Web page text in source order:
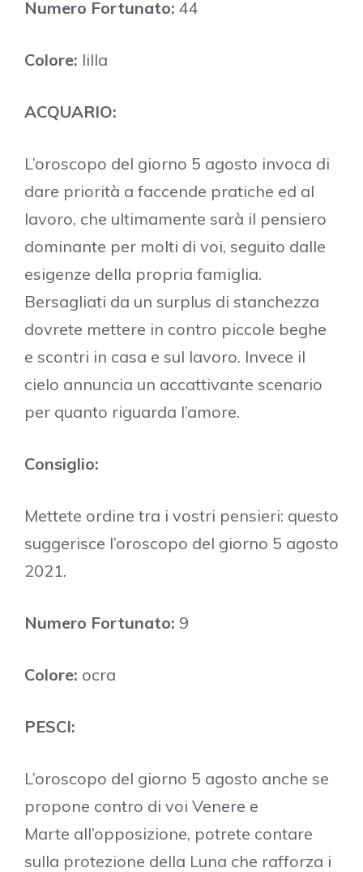
Numero Fortunato: 44
Colore: lilla
ACQUARIO:
L’oroscopo del giorno 5 agosto invoca di
dare priorità a faccende pratiche ed al
lavoro, che ultimamente sarà il pensiero
dominante per molti di voi, seguito dalle
esigenze della propria famiglia.
Bersagliati da un surplus di stanchezza
dovrete mettere in contro piccole beghe
e scontri in casa e sul lavoro. Invece il
cielo annuncia un accattivante scenario
per quanto riguarda l’amore.
Consiglio:
Mettete ordine tra i vostri pensieri: questo
suggerisce l’oroscopo del giorno 5 agosto
2021.
Numero Fortunato: 9
Colore: ocra
PESCI:
L’oroscopo del giorno 5 agosto anche se
propone contro di voi Venere e
Marte all’opposizione, potrete contare
sulla protezione della Luna che rafforza i